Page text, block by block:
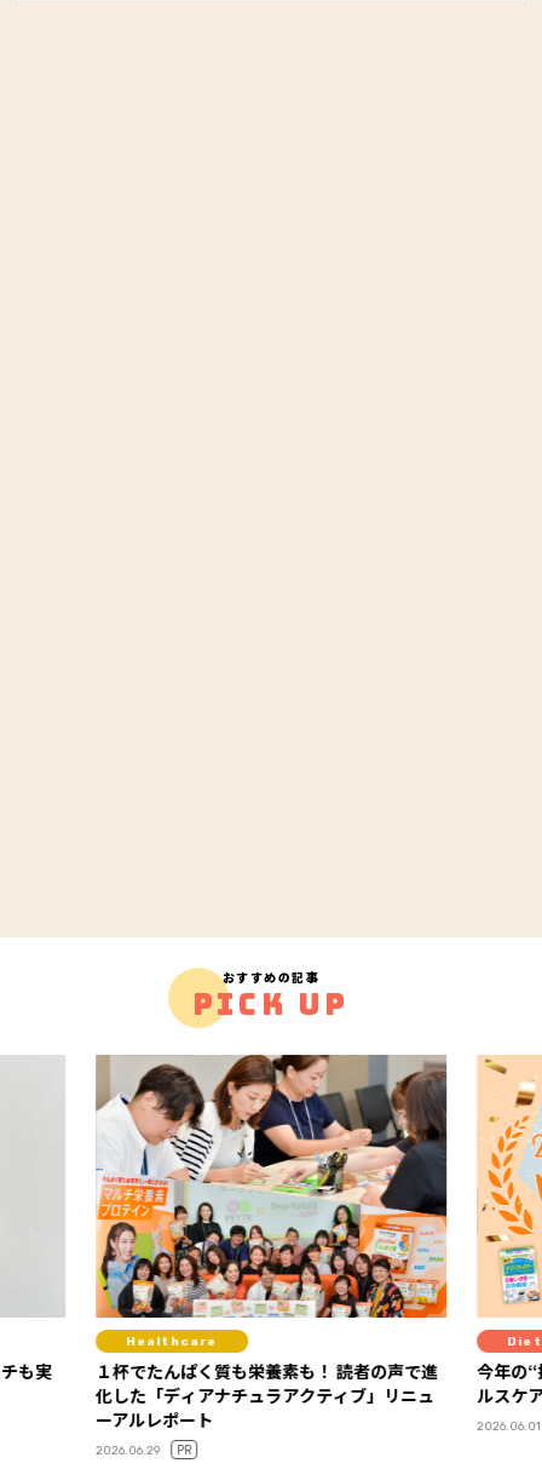
おすすめの記事
PICK UP
素も！ 読者の声で進
アクティブ」リニュ
Diet
今年の“推しヘルスケア”が決定！ 「
ルスケア大賞2026」ランキング発表
2026.06.01